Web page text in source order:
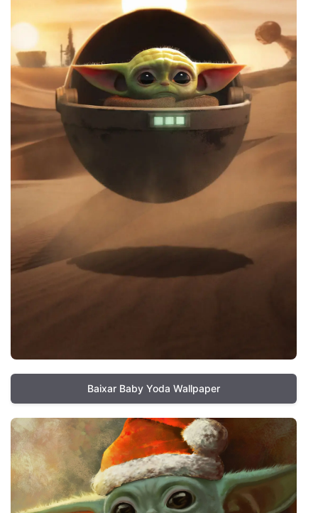
Baixar Baby Yoda Wallpaper